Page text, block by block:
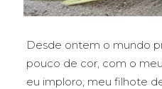
Desde ontem o mundo
pouco de cor, com o
eu imploro, meu filhote